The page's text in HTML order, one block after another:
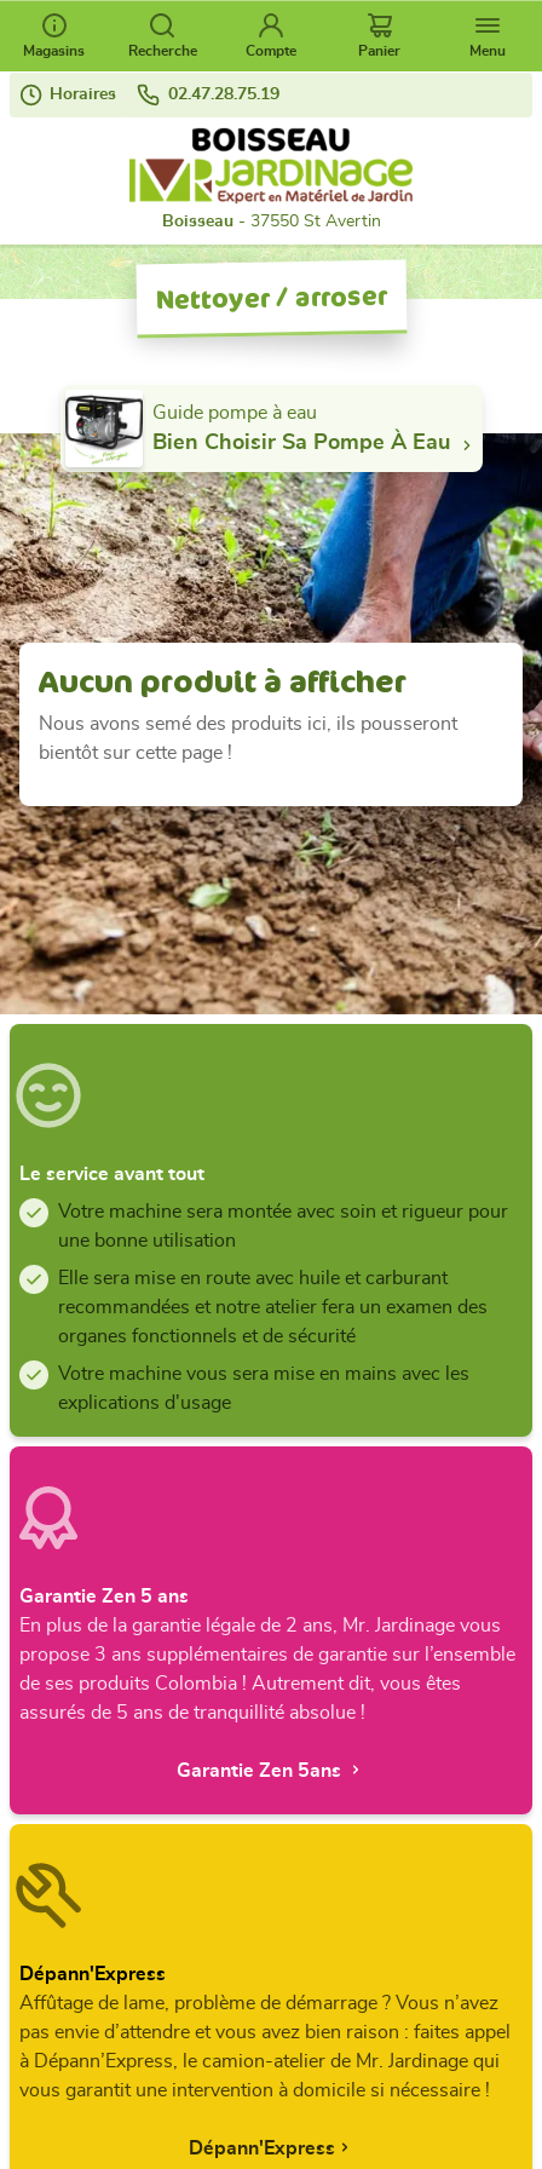
Horaires 02.47.28.75.19
Boisseau- 37550 St Avertin
Magasins Recherche Compte Panier Menu
Nettoyer / arroser
Guide pompe à eau
Bien Choisir Sa Pompe À Eau
Aucun produit à afficher
Nous avons semé des produits ici, ils pousseront
bientôt sur cette page !
Le service avant tout
Votre machine sera montée avec soin et rigueur pour
une bonne utilisation
Elle sera mise en route avec huile et carburant
recommandées et notre atelier fera un examen des
organes fonctionnels et de sécurité
Votre machine vous sera mise en mains avec les
explications d'usage
Garantie Zen 5 ans
En plus de la garantie légale de 2 ans, Mr. Jardinage vous
propose 3 ans supplémentaires de garantie sur l’ensemble
de ses produits Colombia ! Autrement dit, vous êtes
assurés de 5 ans de tranquillité absolue !
Garantie Zen 5ans
Dépann'Express
Affûtage de lame, problème de démarrage ? Vous n’avez
pas envie d’attendre et vous avez bien raison : faites appel
à Dépann’Express, le camion-atelier de Mr. Jardinage qui
vous garantit une intervention à domicile si nécessaire !
Dépann'Express